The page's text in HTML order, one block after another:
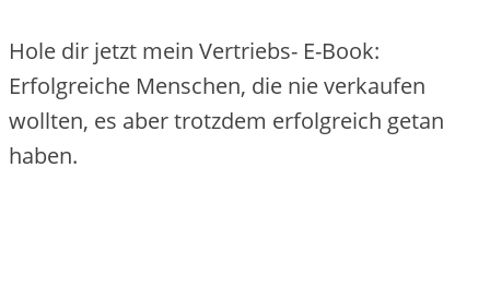
Hole dir jetzt mein Vertriebs- E-Book:
Erfolgreiche Menschen, die nie verkaufen
wollten, es aber trotzdem erfolgreich getan
haben.